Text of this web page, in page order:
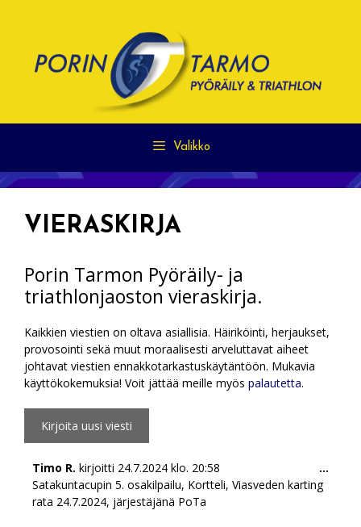
Valikko
VIERASKIRJA
Porin Tarmon Pyöräily- ja
triathlonjaoston vieraskirja.
Kaikkien viestien on oltava asiallisia. Häiriköinti, herjaukset,
provosointi sekä muut moraalisesti arveluttavat aiheet
johtavat viestien ennakkotarkastuskäytäntöön. Mukavia
käyttökokemuksia! Voit jättää meille myös palautetta.
Timo R. kirjoitti 24.7.2024 klo. 20:58
Satakuntacupin 5. osakilpailu, Kortteli, Viasveden karting
rata 24.7.2024, järjestäjänä PoTa
...